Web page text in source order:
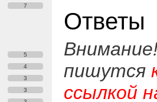
7
5
4
3
3
Ответы
пишутся
ссылкой